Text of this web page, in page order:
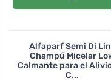
Alfaparf Semi Di
Champú Micelar
Calmante para el
C...